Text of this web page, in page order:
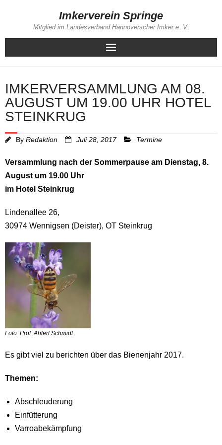
Imkerverein Springe
Mitglied im Landesverband Hannoverscher Imker e. V.
IMKERVERSAMMLUNG AM 08.
AUGUST UM 19.00 UHR HOTEL
STEINKRUG
By Redaktion Juli 28, 2017 Termine
Versammlung nach der Sommerpause am Dienstag, 8.
August um 19.00 Uhr
im Hotel Steinkrug
Lindenallee 26,
30974 Wennigsen (Deister), OT Steinkrug
Foto: Prof. Ahlert Schmidt
Es gibt viel zu berichten über das Bienenjahr 2017.
Themen:
Abschleuderung
Einfütterung
Varroabekämpfung